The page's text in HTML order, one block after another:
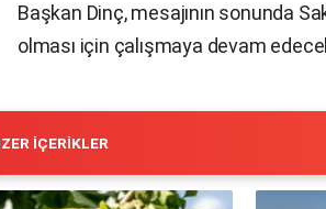
Başkan Dinç, mesajının sonunda
olması için çalışmaya devam
İÇERIKLER